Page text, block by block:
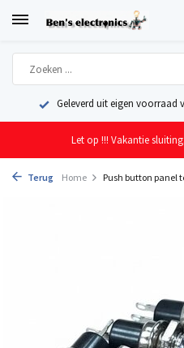
Geleverd uit eigen voorraad
Let op !!! Vakantie sluiting.
Terug Home Push button panel